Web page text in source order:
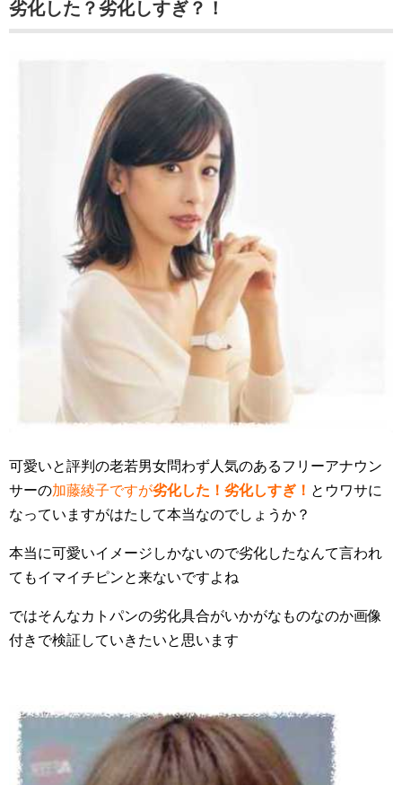
劣化した？劣化しすぎ？！
可愛いと評判の老若男女問わず人気のあるフリーアナウン
サーの加藤綾子ですが劣化した！劣化しすぎ！ とウワサに
なっていますがはたして本当なのでしょうか？
本当に可愛いイメージしかないので劣化したなんて言われ
てもイマイチピンと来ないですよね
ではそんなカトパンの劣化具合がいかがなものなのか画像
付きで検証していきたいと思います